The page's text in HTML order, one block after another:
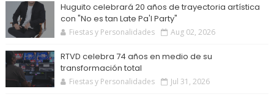
Huguito celebrará 20 años de trayectoria artística
con "No es tan Late Pa'l Party"
Fiestas y Personalidades Aug 02, 2026
RTVD celebra 74 años en medio de su
transformación total
Fiestas y Personalidades Jul 31, 2026